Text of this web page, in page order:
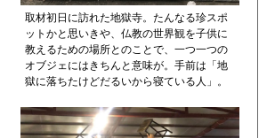
取材初日に訪れた地獄寺。たんなる珍スポ
ットかと思いきや、仏教の世界観を子供に
教えるための場所とのことで、一つ一つの
オブジェにはきちんと意味が。手前は「地
獄に落ちたけどだるいから寝ている人」。